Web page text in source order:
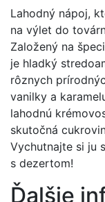
Lahodný nápoj,
na výlet do
Založený na
je hladký
rôznych
vanilky a
lahodnú
skutočná
Vychutnajte si ju
s dezertom!
Ďalšie